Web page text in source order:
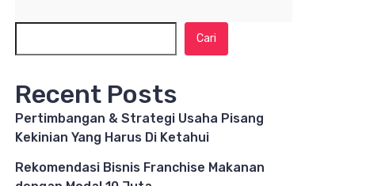
Cari
Recent Posts
Pertimbangan & Strategi Usaha Pisang
Kekinian Yang Harus Di Ketahui
Rekomendasi Bisnis Franchise Makanan